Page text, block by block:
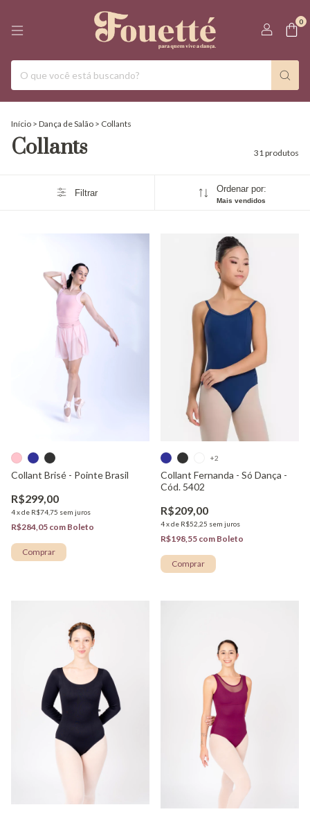
0
Início > Dança de Salão > Collants
Collants 31 produtos
Filtrar Ordenar por:
Mais vendidos
Collant Brisé - Pointe Brasil
R$299,00
4xde R$74,75 sem juros
R$284,05 com Boleto
Comprar
Collant Fernanda - Só Dança -
Cód. 5402
R$209,00
4xde R$52,25 sem juros
R$198,55 com Boleto
+2
Comprar